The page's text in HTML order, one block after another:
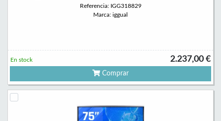
Referencia: IGG318829
Marca: iggual
2.237,00 €
En stock
Comprar